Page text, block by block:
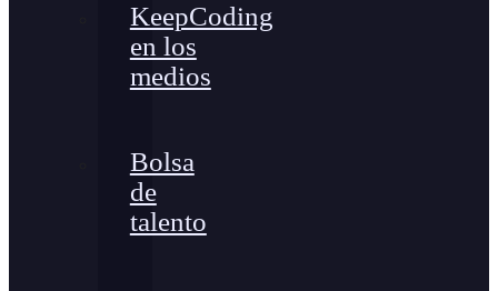
KeepCoding
en los
medios
Bolsa
de
talento